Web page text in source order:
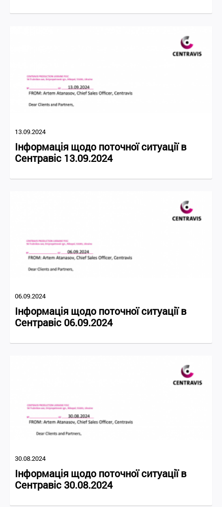
13.09.2024
Інформація щодо поточної ситуації в
Сентравіс 13.09.2024
06.09.2024
Інформація щодо поточної ситуації в
Сентравіс 06.09.2024
30.08.2024
Інформація щодо поточної ситуації в
Сентравіс 30.08.2024